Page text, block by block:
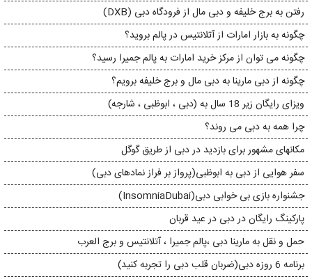
رفتن به برج خلیفه و دبی مال از فرودگاه دبی (DXB)
چگونه به بازار امارات از آتلانتیس در پالم بروید؟
چگونه می توان از مرکز خرید امارات به پالم جمیرا رسید؟
چگونه از دبی مارینا به دبی مال و برج خلیفه برویم؟
ویزای رایگان زیر 18 سال به (دبی ، ابوظبی ، شارجه)
​​چرا همه به دبی می روند؟
مکانهای مشهور برای بازدید در دبی از طریق گوگل
سفر هوایی از دبی به ابوظبی(پرواز بر فراز نمادهای دبی)
جشنواره بازی بی خوابی دبی(InsomniaDubai)
پارکینگ رایگان در دبی در عید قربان
حمل و نقل به مارینا دبی ،پالم جمیرا ، آتلانتیس و برج العرب
برنامه 6 روزه دبی(ضربان قلب دبی را تجربه کنید)